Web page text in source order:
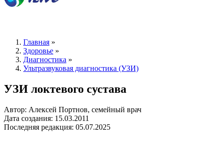
Главная »
Здоровье »
Диагностика »
Ультразвуковая диагностика (УЗИ)
УЗИ локтевого сустава
Автор: Алексей Портнов, семейный врач
Дата создания: 15.03.2011
Последняя редакция: 05.07.2025